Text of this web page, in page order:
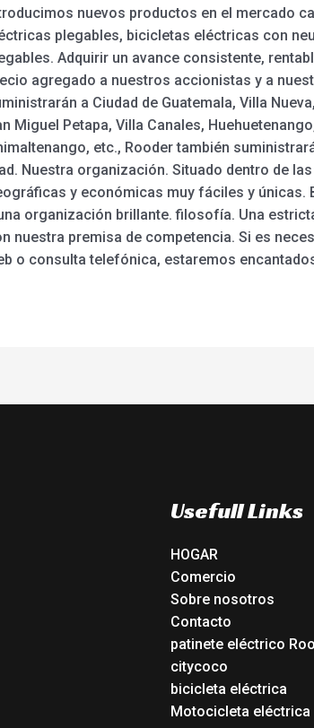
nuevos productos en el mercado
plegables, bicicletas eléctricas con
Adquirir un avance consistente,
agregado a nuestros accionistas y a
a Ciudad de Guatemala, Villa
Miguel Petapa, Villa Canales,
etc., Rooder también
Nuestra organización. Situado dentro de
y económicas muy fáciles y únicas.
organización brillante. filosofía. Una
nuestra premisa de competencia. Si es
o consulta telefónica, estaremos
Usefull Links
HOGAR
Comercio
Sobre nosotros
Contacto
patinete eléctrico
citycoco
bicicleta eléctrica
Motocicleta eléctrica